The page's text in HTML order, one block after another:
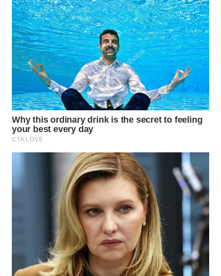
WN
LANGKAT
WN
TAPANULI
SELATAN
WN
TANJUNG
LESUNG
WN
KARO
LABUHANBATU
TAPANULI
TENGAH